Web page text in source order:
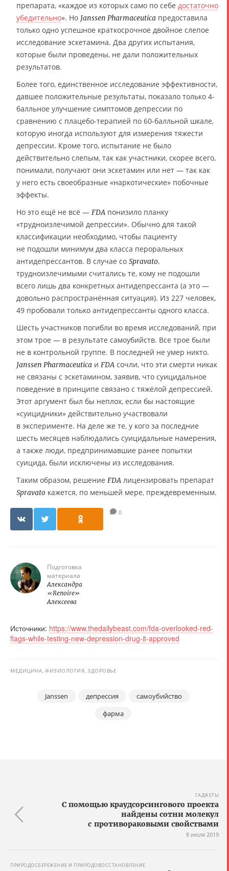
препарата, «каждое из которых само по себе достаточно
убедительно». Но Janssen Pharmaceutica предоставила
только одно успешное краткосрочное двойное слепое
исследование эскетамина. Два других испытания,
которые были проведены, не дали положительных
результатов.
Более того, единственное исследование эффективности,
давшее положительные результаты, показало только 4-
балльное улучшение симптомов депрессии по
сравнению с плацебо-терапией по 60-балльной шкале,
которую иногда используют для измерения тяжести
депрессии. Кроме того, испытание не было
действительно слепым, так как участники, скорее всего,
понимали, получают они эскетамин или нет — так как
у него есть своеобразные «наркотические» побочные
эффекты.
Но это ещё не всё — FDA понизило планку
«трудноизлечимой депрессии». Обычно для такой
классификации необходимо, чтобы пациенту
не подошли минимум два класса пероральных
антидепрессантов. В случае со Spravato,
трудноизлечимыми считались те, кому не подошли
всего лишь два конкретных антидепрессанта (а это —
довольно распространённая ситуация). Из 227 человек,
49 пробовали только антидепрессанты одного класса.
Шесть участников погибли во время исследований, при
этом трое — в результате самоубийств. Все трое были
не в контрольной группе. В последней не умер никто.
Janssen Pharmaceutica и FDA сочли, что эти смерти никак
не связаны с эскетамином, заявив, что суицидальное
поведение в принципе связано с тяжёлой депрессией.
Этот аргумент был бы неплох, если бы настоящие
«суицидники» действительно участвовали
в эксперименте. На деле же те, у кого за последние
шесть месяцев наблюдались суицидальные намерения,
а также люди, предпринимавшие ранее попытки
суицида, были исключены из исследования.
Таким образом, решение FDA лицензировать препарат
Spravato кажется, по меньшей мере, преждевременным.
0
Подготовка
материала
Александра
«Renoire»
Алексеева
Источники: https://www.thedailybeast.com/fda-overlooked-red-
flags-while-testing-new-depression-drug-it-approved
МЕДИЦИНА, ФИЗИОЛОГИЯ, ЗДОРОВЬЕ
Janssen депрессия
самоубийство
фарма
ГАДЖЕТЫ
С помощью краудсорсингового проекта
найдены сотни молекул
с противораковыми свойствами
8 июля 2019
ПРИРОДОСБЕРЕЖЕНИЕ И ПРИРОДОВОССТАНОВЛЕНИЕ